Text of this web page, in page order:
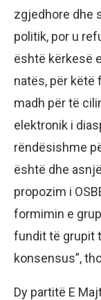
zgjedhore dhe
politik, por u
është kërkesë
natës, për këtë
madh për të
elektronik i
rëndësishme
është dhe
propozim i
formimin e
fundit të grupit
konsensus”,
Dy partitë E